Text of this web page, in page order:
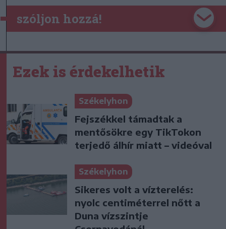
szóljon hozzá!
Ezek is érdekelhetik
Székelyhon
Fejszékkel támadtak a
mentősökre egy TikTokon
terjedő álhír miatt – videóval
Székelyhon
Sikeres volt a vízterelés:
nyolc centiméterrel nőtt a
Duna vízszintje